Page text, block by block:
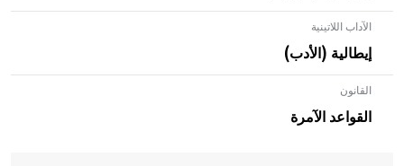
الآداب اللاتينية
إيطالية (الأدب)
القانون
القواعد الآمرة
- هل تعلم أن الأبلق نوع من الفنون الهندسية التي ارتبطت
بالعمارة الإسلامية في بلاد الشام ومصر خاصة، حيث يحرص
المعمار على بناء مداميكه وخاصة في الواجهات